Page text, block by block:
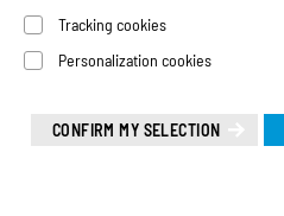
Tracking cookies
Personalization cookies
CONFIRM MY SELECTION
Follow us on
Leichte Sprache (Deutsch)